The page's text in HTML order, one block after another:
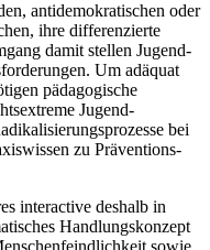
antidemo­kratischen oder
ihre differen­zierte
damit stellen Jugend­
Um adäquat
pädagogische
Jugend­
bei
zu Präventions-
interactive deshalb in
Handlungskonzept